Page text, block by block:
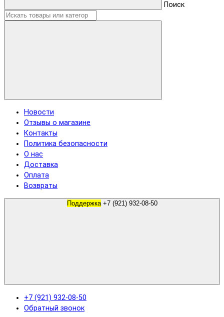
Поиск
Новости
Отзывы о магазине
Контакты
Политика безопасности
О нас
Доставка
Оплата
Возвраты
Поддержка +7 (921) 932-08-50
+7 (921) 932-08-50
Обратный звонок